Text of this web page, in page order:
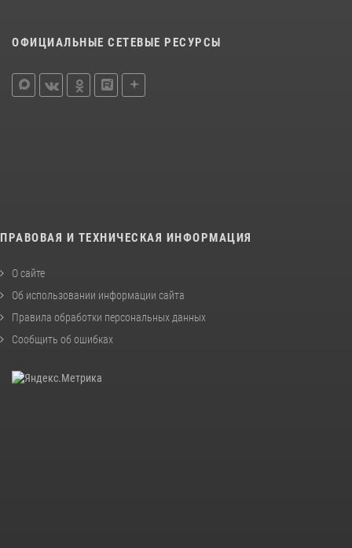
ОФИЦИАЛЬНЫЕ СЕТЕВЫЕ РЕСУРСЫ
ПРАВОВАЯ И ТЕХНИЧЕСКАЯ ИНФОРМАЦИЯ
О сайте
Об использовании информации сайта
Правила обработки персональных данных
Сообщить об ошибках